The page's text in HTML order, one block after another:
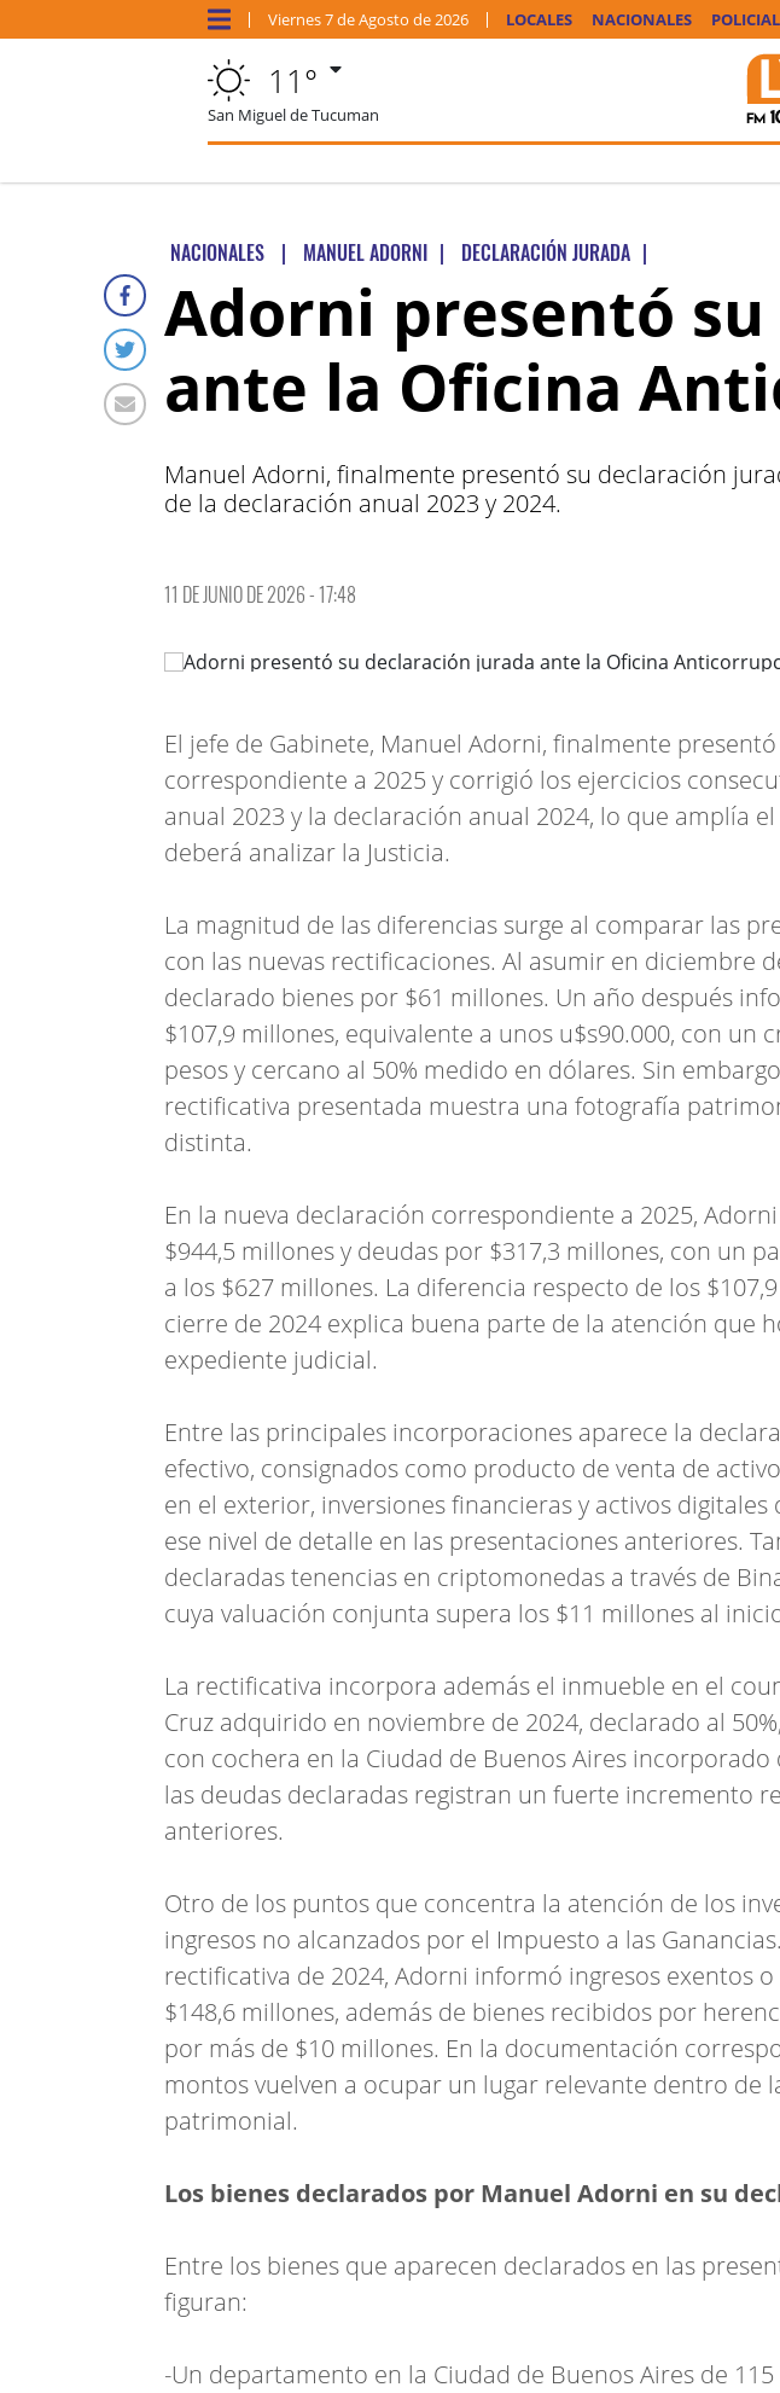
Viernes7 deAgosto de 2026 LOCALES NACIONALES
11°
San Miguel de Tucuman
NACIONALES | MANUEL ADORNI | DECLARACIÓN JURADA |
Adorni presentó
ante la Oficina
Manuel Adorni, finalmente presentó su declaración
de la declaración anual 2023 y 2024.
11 DE JUNIO DE 2026 - 17:48
El jefe de Gabinete, Manuel Adorni, finalmente
correspondiente a 2025 y corrigió los ejercicios
anual 2023 y la declaración anual 2024, lo que amplía
deberá analizar la Justicia.
La magnitud de las diferencias surge al comparar las
con las nuevas rectificaciones. Al asumir en diciembre
declarado bienes por $61 millones. Un año después
$107,9 millones, equivalente a unos u$s90.000, con un
pesos y cercano al 50% medido en dólares. Sin
rectificativa presentada muestra una fotografía
distinta.
En la nueva declaración correspondiente a 2025,
$944,5 millones y deudas por $317,3 millones, con un
a los $627 millones. La diferencia respecto de los
cierre de 2024 explica buena parte de la atención que
expediente judicial.
Entre las principales incorporaciones aparece la
efectivo, consignados como producto de venta de
en el exterior, inversiones financieras y activos
ese nivel de detalle en las presentaciones anteriores.
declaradas tenencias en criptomonedas a través de
cuya valuación conjunta supera los $11 millones al
La rectificativa incorpora además el inmueble en el
Cruz adquirido en noviembre de 2024, declarado al
con cochera en la Ciudad de Buenos Aires incorporado
las deudas declaradas registran un fuerte incremento
anteriores.
Otro de los puntos que concentra la atención de los
ingresos no alcanzados por el Impuesto a las
rectificativa de 2024, Adorni informó ingresos exentos
$148,6 millones, además de bienes recibidos por
por más de $10 millones. En la documentación
montos vuelven a ocupar un lugar relevante dentro de
patrimonial.
Los bienes declarados por Manuel Adorni en su
Entre los bienes que aparecen declarados en las
figuran:
-Un departamento en la Ciudad de Buenos Aires de